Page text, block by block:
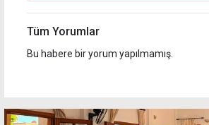
Tüm Yorumlar
Bu habere bir yorum yapılmamış.